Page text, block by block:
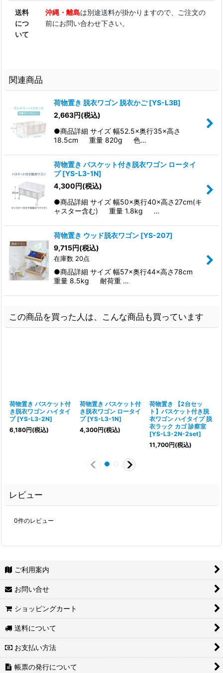
送料
につ
いて
沖縄・離島は別途送料が掛かりますので、ご注文の
前にお問い合わせ下さい。
関連商品
荷物置き 脱衣ワゴン 脱衣かご [YS-L3B]
2,663円(税込)
●商品詳細 サイズ 幅52.5×奥行35×高さ
18.5cm 重量 820g 色…
荷物置き バスケット付き脱衣ワゴン ロータイ
プ [YS-L3-1N]
4,300円(税込)
●商品詳細 サイズ 幅50×奥行40×高さ27cm(キ
ャスター含む) 重量 1.8kg …
荷物置き ウッド脱衣ワゴン [YS-207]
9,715円(税込)
在庫数 20点
●商品詳細 サイズ 幅57×奥行44×高さ78cm
重量 8.5kg 耐荷重 …
この商品を買った人は、こんな商品も買っています
荷物置き バスケット付
き脱衣ワゴン ハイタイ
プ [YS-L3-2N]
6,180円(税込)
荷物置き バスケット付
き脱衣ワゴン ロータイ
プ [YS-L3-1N]
4,300円(税込)
荷物置き 【2台セッ
ト】バスケット付き脱
衣ワゴン ハイタイプ 脱
衣ラック カゴ 診察室
[YS-L3-2N-2set]
11,700円(税込)
レビュー
0件のレビュー
ご利用案内
お問い合せ
ショッピングカート
送料について
お支払い方法
帳票の発行について